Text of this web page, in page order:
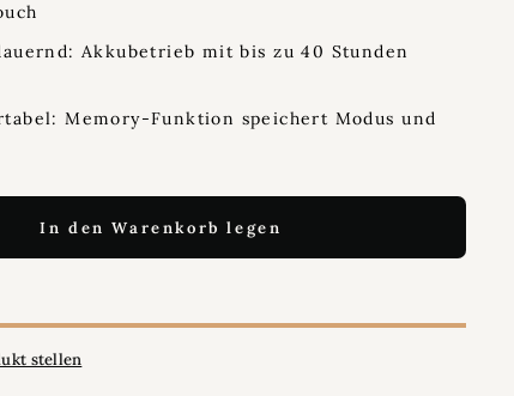
Akkubetrieb mit bis zu 40 Stunden
Memory-Funktion speichert Modus und
In den Warenkorb legen
stellen